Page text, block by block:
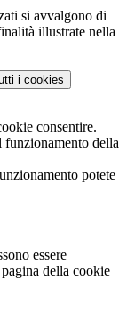
si avvalgono di
illustrate nella
i cookies
consentire.
funzionamento della
potete
essere
della cookie